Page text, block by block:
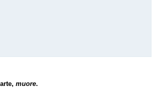
muore.